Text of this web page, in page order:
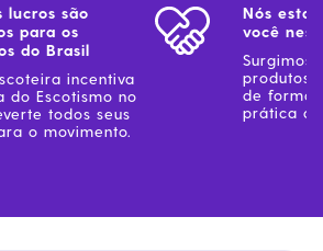
lucros são
para os
do Brasil
incentiva
do Escotismo no
todos seus
o movimento.
Nós
você
Surgimos
produtos
de forma
prática